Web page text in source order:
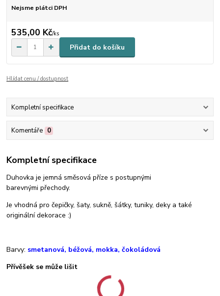
Nejsme plátci DPH
535,00 Kč/ks
Přidat do košíku
Hlídat cenu / dostupnost
Kompletní specifikace
Komentáře 0
Kompletní specifikace
Duhovka je jemná směsová příze s postupnými
barevnými přechody.
Je vhodná pro čepičky, šaty, sukně, šátky, tuniky, deky a také
originální dekorace :)
Barvy: smetanová, béžová, mokka, čokoládová
Přívěšek se může lišit